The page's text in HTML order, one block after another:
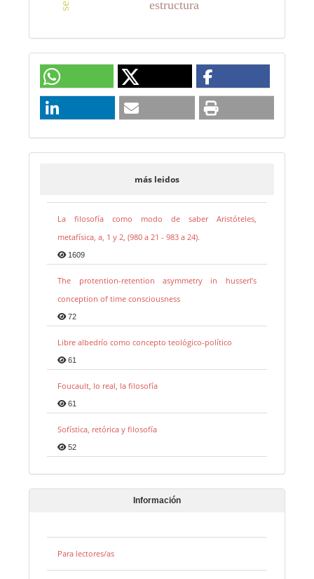
estructura
más leidos
La filosofía como modo de saber Aristóteles,
metafísica, a, 1 y 2, (980 a 21 - 983 a 24).
1609
The protention-retention asymmetry in husserl’s
conception of time consciousness
72
Libre albedrío como concepto teológico-político
61
Foucault, lo real, la filosofía
61
Sofística, retórica y filosofía
52
Información
Para lectores/as